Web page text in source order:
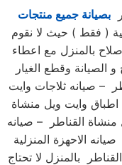
بصيانة جميع منتجات
( فقط ) حيث لا نقوم
بالمنزل مع اعطاء
الصيانة وقطع الغيار
– صيانه ثلاجات وايت
وايت ويل منشاة
القناطر – صيانه
الاحهزة المنزلية
بالمنزل لا تحتاج